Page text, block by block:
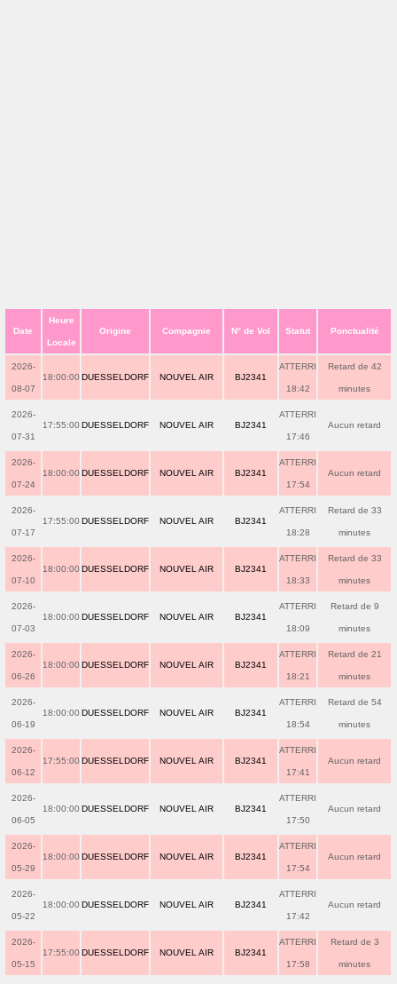
Date
Heure
Locale
Origine Compagnie N° de Vol Statut Ponctualité
2026-
08-07
18:00:00 DUESSELDORF NOUVEL AIR BJ2341
ATTERRI
18:42
Retard de 42
minutes
2026-
07-31
17:55:00 DUESSELDORF NOUVEL AIR BJ2341
ATTERRI
17:46
Aucun retard
2026-
07-24
18:00:00 DUESSELDORF NOUVEL AIR BJ2341
ATTERRI
17:54
Aucun retard
2026-
07-17
17:55:00 DUESSELDORF NOUVEL AIR BJ2341
ATTERRI
18:28
Retard de 33
minutes
2026-
07-10
18:00:00 DUESSELDORF NOUVEL AIR BJ2341
ATTERRI
18:33
Retard de 33
minutes
2026-
07-03
18:00:00 DUESSELDORF NOUVEL AIR BJ2341
ATTERRI
18:09
Retard de 9
minutes
2026-
06-26
18:00:00 DUESSELDORF NOUVEL AIR BJ2341
ATTERRI
18:21
Retard de 21
minutes
2026-
06-19
18:00:00 DUESSELDORF NOUVEL AIR BJ2341
ATTERRI
18:54
Retard de 54
minutes
2026-
06-12
17:55:00 DUESSELDORF NOUVEL AIR BJ2341
ATTERRI
17:41
Aucun retard
2026-
06-05
18:00:00 DUESSELDORF NOUVEL AIR BJ2341
ATTERRI
17:50
Aucun retard
2026-
05-29
18:00:00 DUESSELDORF NOUVEL AIR BJ2341
ATTERRI
17:54
Aucun retard
2026-
05-22
18:00:00 DUESSELDORF NOUVEL AIR BJ2341
ATTERRI
17:42
Aucun retard
2026-
05-15
17:55:00 DUESSELDORF NOUVEL AIR BJ2341
ATTERRI
17:58
Retard de 3
minutes